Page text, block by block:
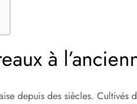
à
depuis des siècles. Cultivés